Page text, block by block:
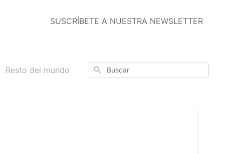
SUSCRÍBETE A NUESTRA NEWSLETTER
Resto del mundo Buscar